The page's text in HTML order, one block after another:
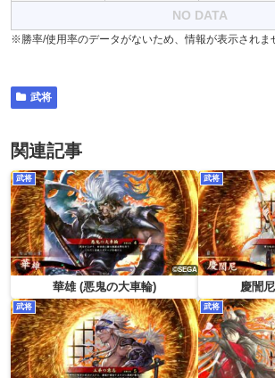
NO DATA
※勝率/使用率のデータがないため、情報が表示されま
武将
関連記事
武将
華雄 (悪鬼の大車輪)
武将
慶誾
武将 武将